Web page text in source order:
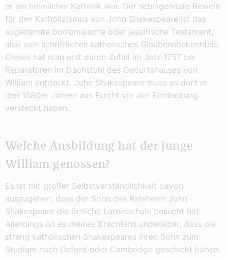
er ein heimlicher Katholik war. Der schlagendste Beweis
für den Katholizismus von John Shakespeare ist das
sogenannte borromäische oder jesuitische Testament,
also sein schriftliches katholisches Glaubensbekenntnis.
Dieses hat man erst durch Zufall im Jahr 1757 bei
Reparaturen im Dachstuhl des Geburtshauses von
William entdeckt. John Shakespeare muss es dort in
den 1580er Jahren aus Furcht vor der Entdeckung
versteckt haben.
Welche Ausbildung hat der junge
William genossen?
Es ist mit großer Selbstverständlichkeit davon
auszugehen, dass der Sohn des Ratsherrn John
Shakespeare die örtliche Lateinschule besucht hat.
Allerdings ist es meines Erachtens undenkbar, dass die
streng katholischen Shakespeares ihren Sohn zum
Studium nach Oxford oder Cambridge geschickt haben.